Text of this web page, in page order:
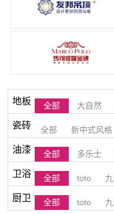
地板 全部 大自然
瓷砖 全部 新中式风格
欧式风格 美式
后现代风格
油漆 全部 多乐士
简一
卫浴 全部 toto
法恩莎
厨卫 全部 toto